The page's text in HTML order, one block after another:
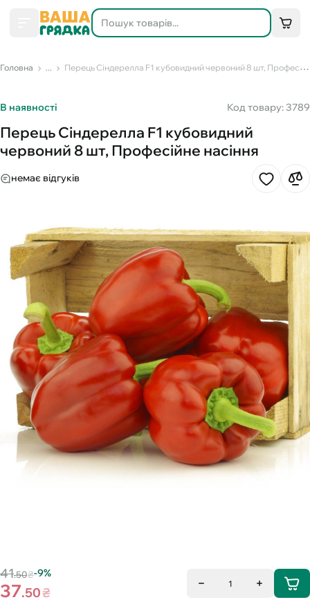
Головна ... Перець Сіндерелла F1 кубовидний червоний 8 шт, Професійне насіння
В наявності Код товару: 3789
Перець Сіндерелла F1 кубовидний
червоний 8 шт, Професійне насіння
немає відгуків
41.50₴-9%
37.50₴
1